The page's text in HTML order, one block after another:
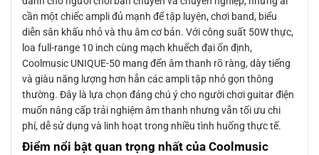
cần một chiếc ampli đủ mạnh để tập luyện, chơi band, biểu
diễn sân khấu nhỏ và thu âm cơ bản. Với công suất 50W thực,
loa full-range 10 inch cùng mạch khuếch đại ổn định,
Coolmusic UNIQUE-50 mang đến âm thanh rõ ràng, dày tiếng
và giàu năng lượng hơn hẳn các ampli tập nhỏ gọn thông
thường. Đây là lựa chọn đáng chú ý cho người chơi guitar điện
muốn nâng cấp trải nghiệm âm thanh nhưng vẫn tối ưu chi
phí, dễ sử dụng và linh hoạt trong nhiều tình huống thực tế.
Điểm nổi bật quan trọng nhất của Coolmusic